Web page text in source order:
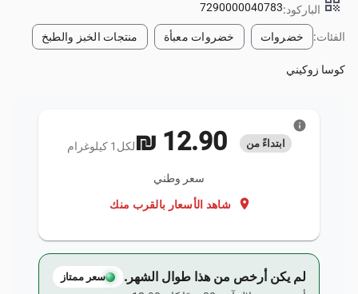
qr_code الباركود:7290000040783
الفئات: خضروات خضروات معبأة منتجات الخبز والطبخ
كوسا زوكيني
ابتداءً من ‏12.90 ₪ لكل1 كيلوغرام
سعر وطني
location_on شاهد الأسعار بالقرب منك
info
لم يكن أرخص من هذا طوال الشهر. سعر ممتاز